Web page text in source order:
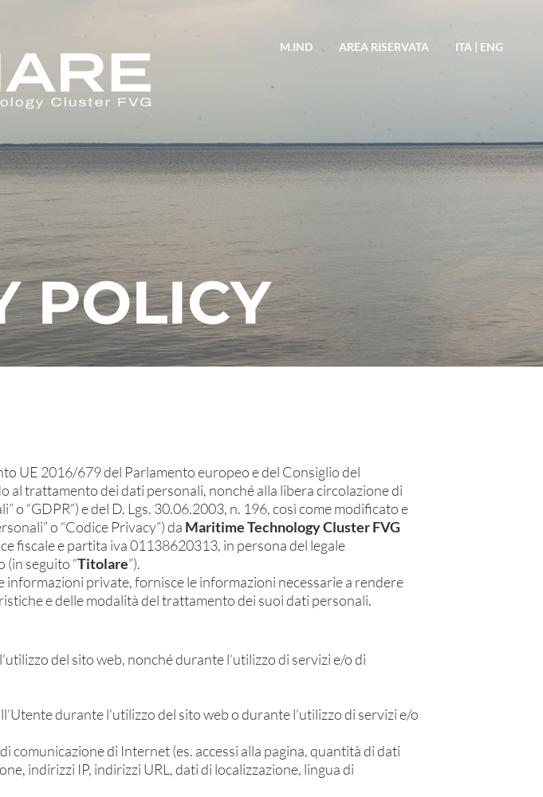
M.IND AREA RISERVATA ITA | ENG
POLICY
UE 2016/679 del Parlamento europeo e del Consiglio del
trattamento dei dati personali, nonché alla libera circolazione di
“GDPR”) e del D. Lgs. 30.06.2003, n. 196, così come modificato e
o “Codice Privacy”) da Maritime Technology Cluster FVG
fiscale e partita iva 01138620313, in persona del legale
seguito “Titolare”).
informazioni private, fornisce le informazioni necessarie a rendere
e delle modalità del trattamento dei suoi dati personali.
del sito web, nonché durante l’utilizzo di servizi e/o di
durante l’utilizzo del sito web o durante l’utilizzo di servizi e/o
comunicazione di Internet (es. accessi alla pagina, quantità di dati
indirizzi IP, indirizzi URL, dati di localizzazione, lingua di